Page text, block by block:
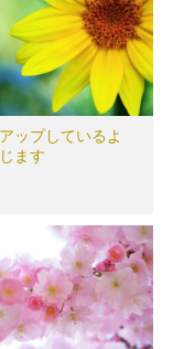
ップしているよ
ます